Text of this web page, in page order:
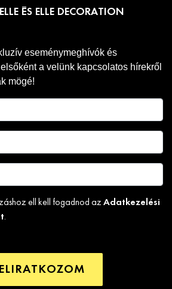
ÉS ELLE DECORATION
eseménymeghívók és
a velünk kapcsolatos hírekről
mögé!
ell kell fogadnod az Adatkezelési
.